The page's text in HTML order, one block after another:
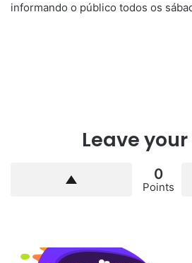
informando o público todos os
Leave
0
Points